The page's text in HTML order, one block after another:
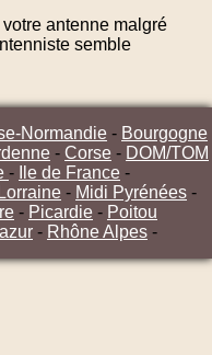
antenne malgré
semble
Normandie - Bourgogne
- Corse - DOM/TOM
- Ile de France -
Lorraine - Midi Pyrénées -
- Picardie - Poitou
- Rhône Alpes -